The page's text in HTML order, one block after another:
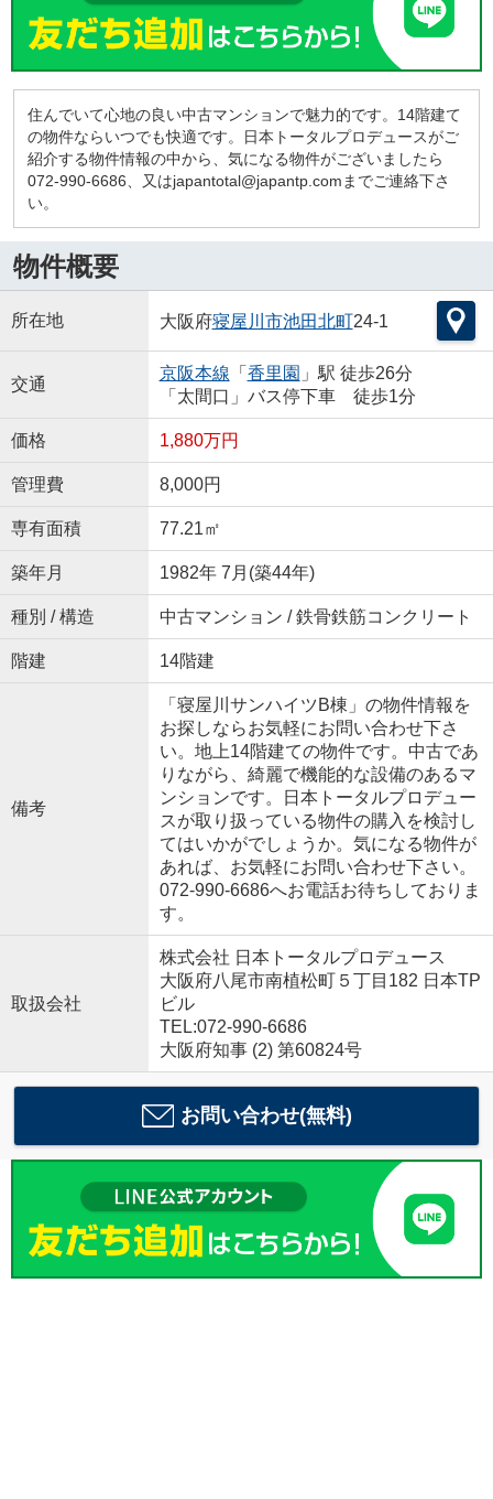
住んでいて心地の良い中古マンションで魅力的です。14階建て
の物件ならいつでも快適です。日本トータルプロデュースがご
紹介する物件情報の中から、気になる物件がございましたら
072-990-6686、又はjapantotal@japantp.comまでご連絡下さ
い。
物件概要
所在地 大阪府寝屋川市池田北町24-1
交通
京阪本線 「 香里園 」駅 徒歩26分
「太間口」バス停下車 徒歩1分
価格 1,880万円
管理費 8,000円
専有面積 77.21㎡
築年月 1982年 7月(築44年)
種別 / 構造 中古マンション / 鉄骨鉄筋コンクリート
階建 14階建
備考
「寝屋川サンハイツB棟」の物件情報を
お探しならお気軽にお問い合わせ下さ
い。地上14階建ての物件です。中古であ
りながら、綺麗で機能的な設備のあるマ
ンションです。日本トータルプロデュー
スが取り扱っている物件の購入を検討し
てはいかがでしょうか。気になる物件が
あれば、お気軽にお問い合わせ下さい。
072-990-6686へお電話お待ちしておりま
す。
取扱会社
株式会社 日本トータルプロデュース
大阪府八尾市南植松町５丁目182 日本TP
ビル
TEL:072-990-6686
大阪府知事 (2) 第60824号
お問い合わせ(無料)